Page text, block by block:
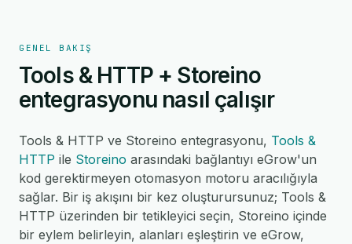
GENEL BAKIŞ
Tools & HTTP + Storeino
entegrasyonu nasıl çalışır
Tools & HTTP ve Storeino entegrasyonu, Tools &
HTTP ile Storeino arasındaki bağlantıyı eGrow'un
kod gerektirmeyen otomasyon motoru aracılığıyla
sağlar. Bir iş akışını bir kez oluşturursunuz; Tools &
HTTP üzerinden bir tetikleyici seçin, Storeino içinde
bir eylem belirleyin, alanları eşleştirin ve eGrow,